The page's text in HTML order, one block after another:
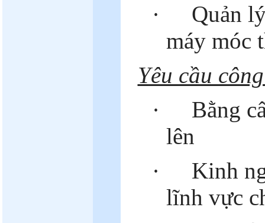
·
Quản
máy móc
Yêu cầu
·
Bằng
lên
·
Kinh
lĩnh vực